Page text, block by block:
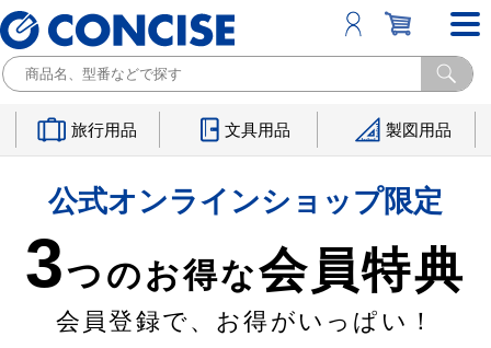
旅行用品 文具用品 製図用品
公式オンラインショップ限定
3つのお得な会員特典
会員登録で、お得がいっぱい！